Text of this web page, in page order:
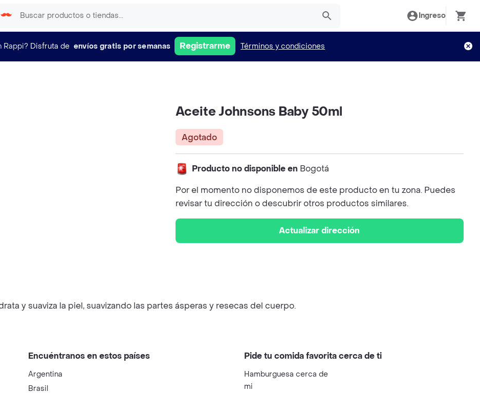
Ingreso
Rappi? Disfruta de envíos gratis por semanas Registrarme Términos y condiciones
Aceite Johnsons Baby 50ml
Agotado
Producto no disponible en Bogotá
Por el momento no disponemos de este producto en tu zona. Puedes
revisar tu dirección o descubrir otros productos similares.
Actualizar dirección
y suaviza la piel, suavizando las partes ásperas y resecas del cuerpo.
Encuéntranos en estos países
Argentina
Brasil
Pide tu comida favorita cerca de ti
Hamburguesa cerca de
mi